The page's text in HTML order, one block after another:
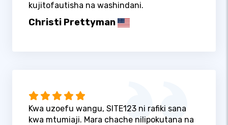
kujitofautisha na washindani.
Christi Prettyman
Kwa uzoefu wangu, SITE123 ni rafiki sana
kwa mtumiaji. Mara chache nilipokutana na